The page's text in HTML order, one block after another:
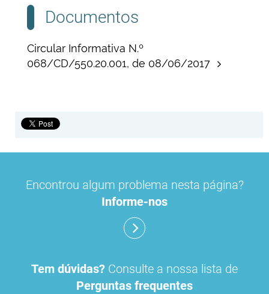
Documentos
Circular Informativa N.º
068/CD/550.20.001, de 08/06/2017
Encontrou algum problema nesta página?
Informe-nos
Tem dúvidas? Consulte a nossa lista de
Perguntas frequentes